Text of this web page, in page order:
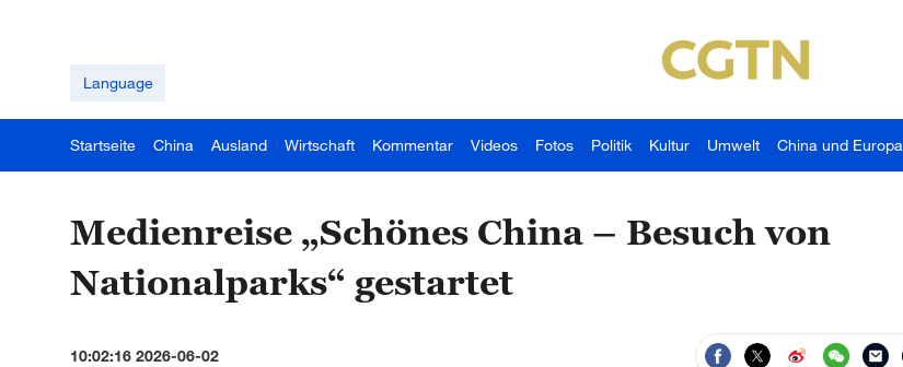
Language
Startseite China Ausland Wirtschaft Kommentar Videos Fotos Politik Kultur Umwelt China und Europa
Medienreise „Schönes China – Besuch von
Nationalparks“ gestartet
10:02:16 2026-06-02